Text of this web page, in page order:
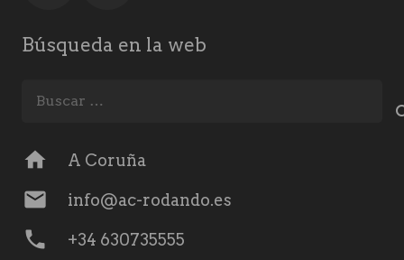
Búsqueda en la web
home A Coruña
mail info@ac-rodando.es
phone +34 630735555